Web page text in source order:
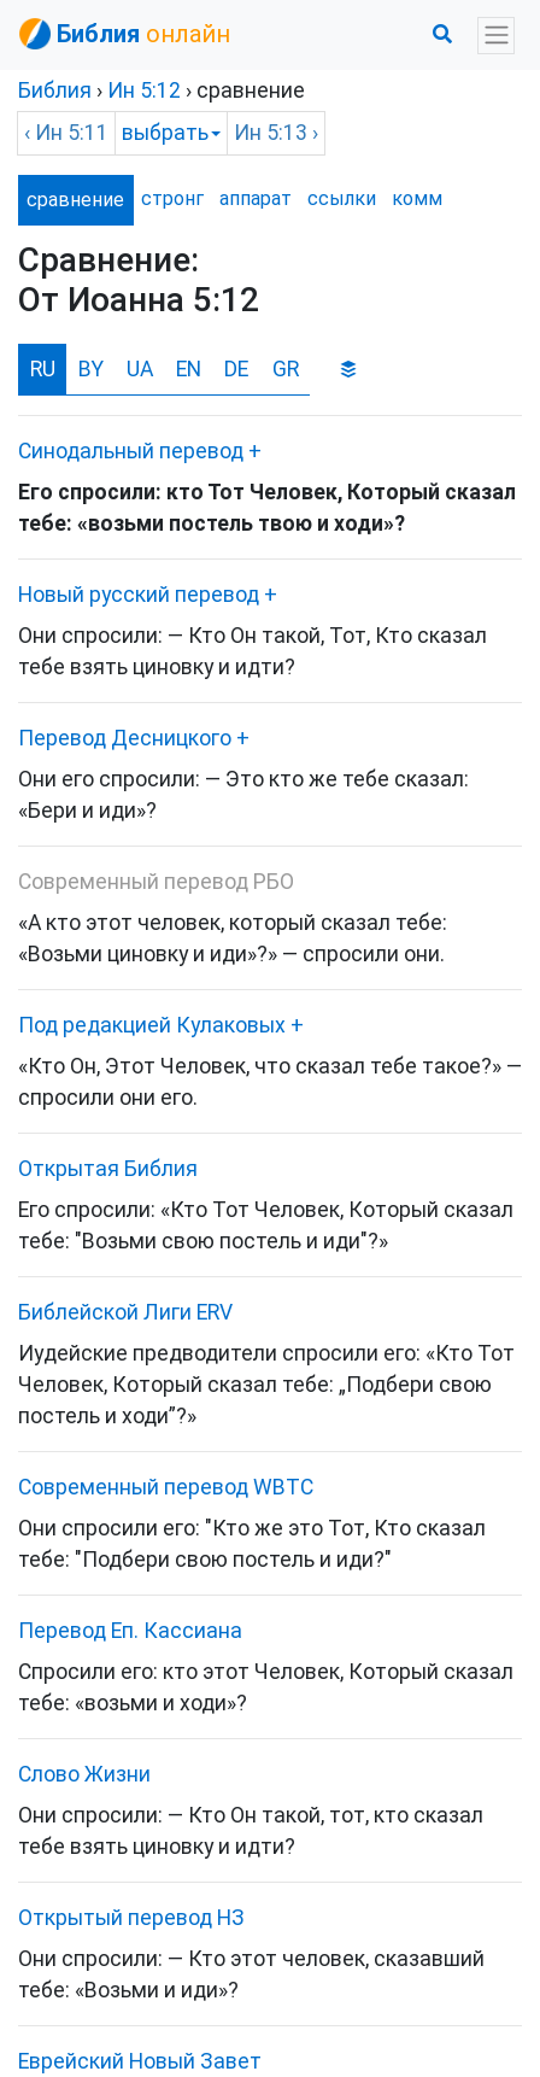
Библия онлайн
Библия › Ин 5:12 › сравнение
‹ Ин 5:11 выбрать Ин 5:13 ›
сравнение стронг аппарат ссылки комм
Сравнение:
От Иоанна 5:12
RU BY UA EN DE GR
Синодальный перевод +
Его спросили: кто Тот Человек, Который сказал
тебе: «возьми постель твою и ходи»?
Новый русский перевод +
Они спросили: — Кто Он такой, Тот, Кто сказал
тебе взять циновку и идти?
Перевод Десницкого +
Они его спросили: — Это кто же тебе сказал:
«Бери и иди»?
Современный перевод РБО
«А кто этот человек, который сказал тебе:
«Возьми циновку и иди»?» — спросили они.
Под редакцией Кулаковых +
«Кто Он, Этот Человек, что сказал тебе такое?» —
спросили они его.
Открытая Библия
Его спросили: «Кто Тот Человек, Который сказал
тебе: "Возьми свою постель и иди"?»
Библейской Лиги ERV
Иудейские предводители спросили его: «Кто Тот
Человек, Который сказал тебе: „Подбери свою
постель и ходи”?»
Cовременный перевод WBTC
Они спросили его: "Кто же это Тот, Кто сказал
тебе: "Подбери свою постель и иди?"
Перевод Еп. Кассиана
Спросили его: кто этот Человек, Который сказал
тебе: «возьми и ходи»?
Слово Жизни
Они спросили: — Кто Он такой, тот, кто сказал
тебе взять циновку и идти?
Открытый перевод НЗ
Они спросили: — Кто этот человек, сказавший
тебе: «Возьми и иди»?
Еврейский Новый Завет